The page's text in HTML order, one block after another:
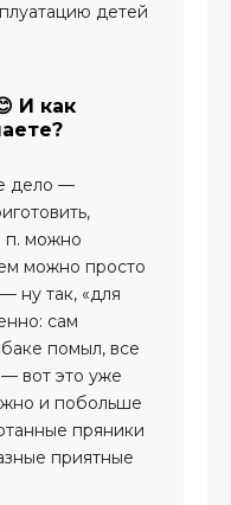
детей
И как
дело —
п. можно
можно просто
ну так, «для
сам
помыл, все
вот это уже
и побольше
пряники
приятные